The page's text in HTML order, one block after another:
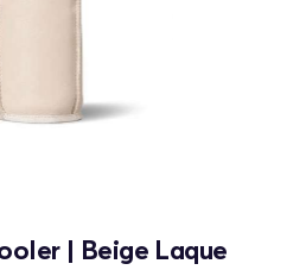
| Beige Laque